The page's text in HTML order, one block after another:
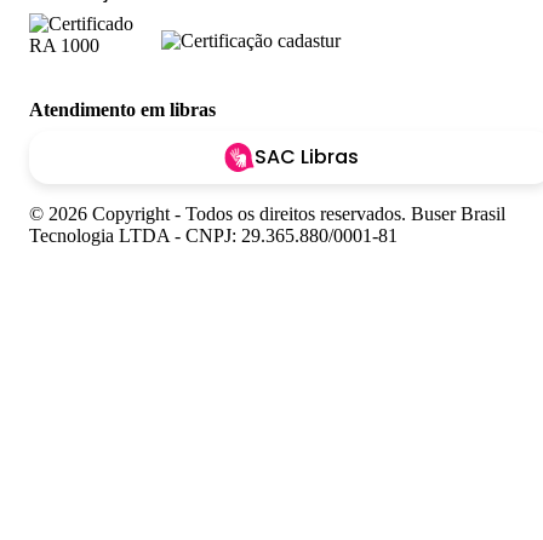
Atendimento em libras
SAC Libras
© 2026 Copyright - Todos os direitos reservados. Buser Brasil
Tecnologia LTDA - CNPJ: 29.365.880/0001-81